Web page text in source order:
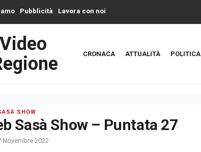
Pubblicità Lavora con noi
CRONACA ATTUALITÀ POLITICA
SHOW
Sasà Show – Puntata 27
Novembre 2022